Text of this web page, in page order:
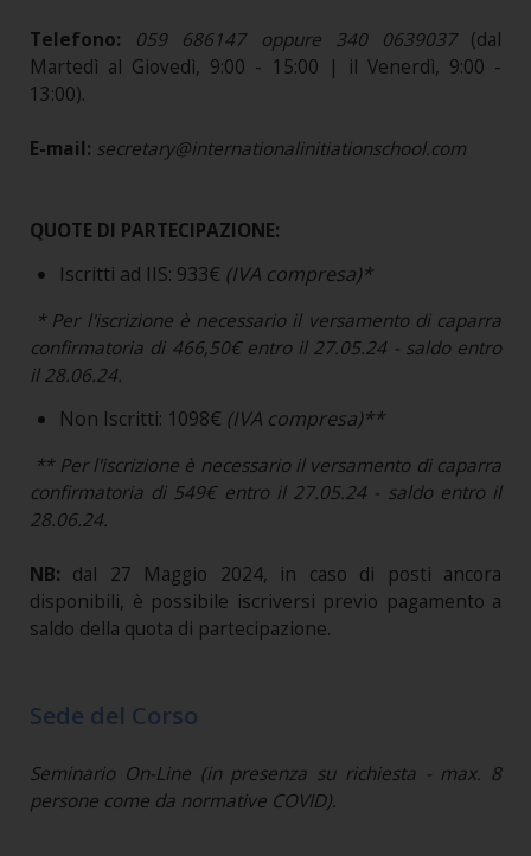
Telefono: 059 686147 oppure 340 0639037 (dal
Martedì al Giovedì, 9:00 - 15:00 | il Venerdì, 9:00 -
13:00).
E-mail: secretary@internationalinitiationschool.com
QUOTE DI PARTECIPAZIONE:
Iscritti ad IIS: 933€ (IVA compresa)*
* Per l'iscrizione è necessario il versamento di caparra
confirmatoria di 466,50€ entro il 27.05.24 - saldo entro
il 28.06.24.
Non Iscritti: 1098€ (IVA compresa)**
** Per l'iscrizione è necessario il versamento di caparra
confirmatoria di 549€ entro il 27.05.24 - saldo entro il
28.06.24.
NB: dal 27 Maggio 2024, in caso di posti ancora
disponibili, è possibile iscriversi previo pagamento a
saldo della quota di partecipazione.
Sede del Corso
Seminario On-Line (in presenza su richiesta - max. 8
persone come da normative COVID).